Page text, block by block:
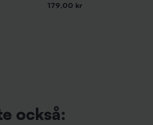
Pris
179,00 kr
också: